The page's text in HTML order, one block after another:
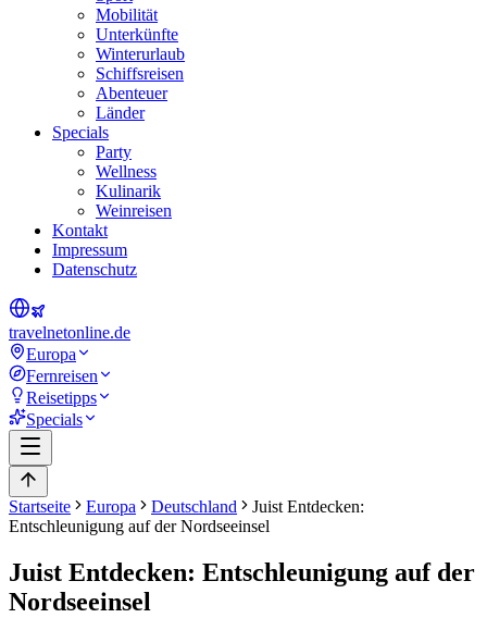
Mobilität
Unterkünfte
Winterurlaub
Schiffsreisen
Abenteuer
Länder
Specials
Party
Wellness
Kulinarik
Weinreisen
Kontakt
Impressum
Datenschutz
travelnetonline.de
Europa
Fernreisen
Reisetipps
Specials
Startseite Europa Deutschland
Juist Entdecken:
Entschleunigung auf der Nordseeinsel
Juist Entdecken: Entschleunigung auf der
Nordseeinsel